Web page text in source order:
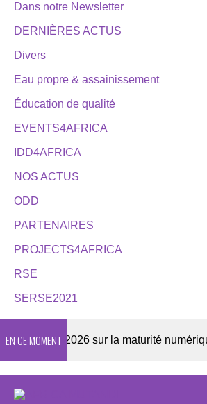
Dans notre Newsletter
DERNIÈRES ACTUS
Divers
Eau propre & assainissement
Éducation de qualité
EVENTS4AFRICA
IDD4AFRICA
NOS ACTUS
ODD
PARTENAIRES
PROJECTS4AFRICA
RSE
SERSE2021
EN CE MOMENT2026 sur la maturité numérique